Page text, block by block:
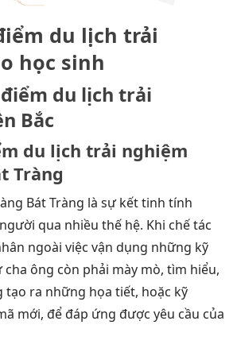
du lịch trải
học sinh
điểm du lịch trải
Bắc
du lịch trải nghiệm
Tràng
Bát Tràng là sự kết tinh tính
qua nhiều thế hệ. Khi chế tác
ngoài việc vận dụng những kỹ
ông còn phải mày mò, tìm hiểu,
tạo ra những họa tiết, hoặc kỹ
mới, để đáp ứng được yêu cầu của